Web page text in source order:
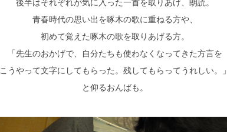
後半はそれぞれが気に入った一首を取りあげ、朗読。
青春時代の思い出を啄木の歌に重ねる方や、
初めて覚えた啄木の歌を取りあげる方。
「先生のおかげで、自分たちも使わなくなってきた方言を
こうやって文字にしてもらった。残してもらってうれしい。」
と仰るおんばも。